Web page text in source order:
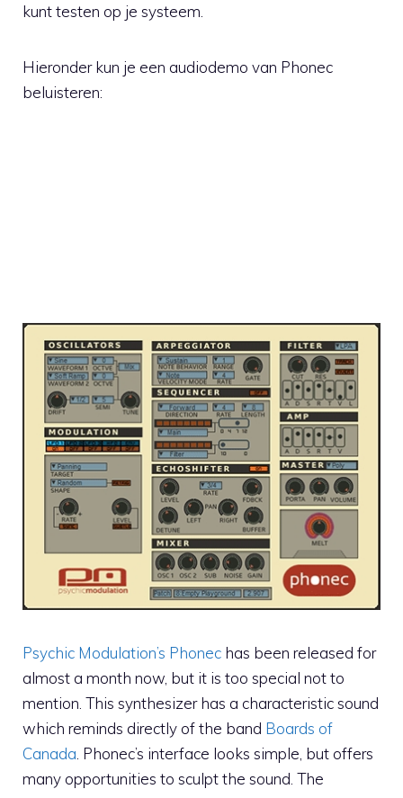
kunt testen op je systeem.
Hieronder kun je een audiodemo van Phonec
beluisteren:
Psychic Modulation’s Phonec has been released for
almost a month now, but it is too special not to
mention. This synthesizer has a characteristic sound
which reminds directly of the band Boards of
Canada . Phonec’s interface looks simple, but offers
many opportunities to sculpt the sound. The